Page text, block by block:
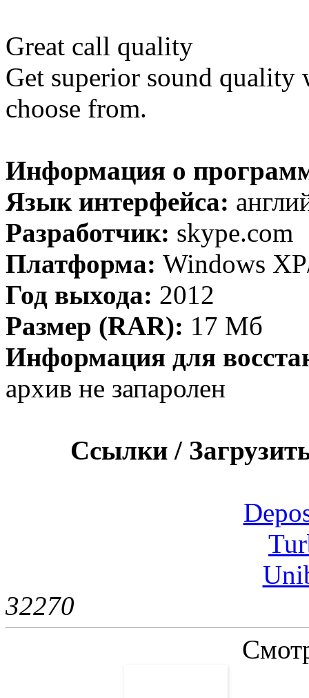
Great call quality
Get superior sound quality
choose from.
Информация о
Язык интерфейса:
Разработчик: skype.com
Платформа: Windows
Год выхода: 2012
Размер (RAR): 17 Мб
Информация для
архив не запаролен
Ссылки /
32270